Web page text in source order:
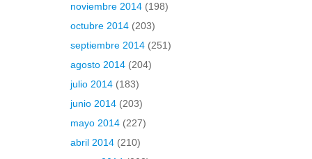
noviembre 2014 (198)
octubre 2014 (203)
septiembre 2014 (251)
agosto 2014 (204)
julio 2014 (183)
junio 2014 (203)
mayo 2014 (227)
abril 2014 (210)